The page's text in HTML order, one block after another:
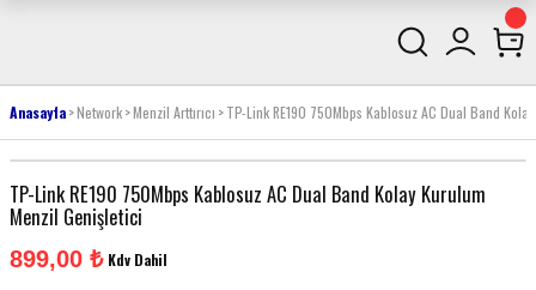
Anasayfa Network Menzil Arttırıcı TP-Link RE190 750Mbps Kablosuz AC Dual Band
TP-Link RE190 750Mbps Kablosuz AC Dual Band Kolay Kurulum
Menzil Genişletici
899,00 ₺ Kdv Dahil